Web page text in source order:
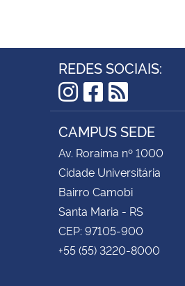
REDES SOCIAIS:
Instagram
Facebook
RSS
CAMPUS SEDE
Av. Roraima nº 1000
Cidade Universitária
Bairro Camobi
Santa Maria - RS
CEP: 97105-900
+55 (55) 3220-8000